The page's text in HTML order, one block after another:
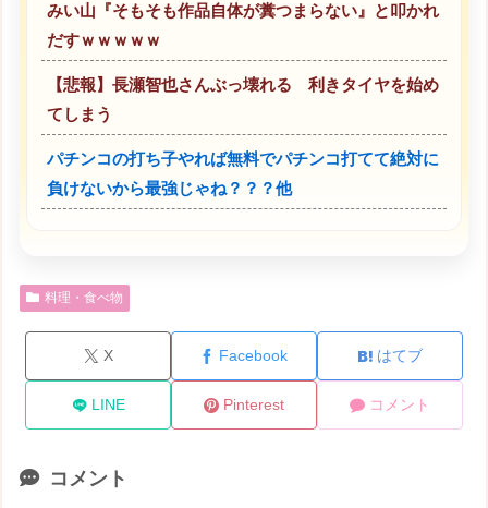
みい山『そもそも作品自体が糞つまらない』と叩かれ
だすｗｗｗｗｗ
【悲報】長瀬智也さんぶっ壊れる 利きタイヤを始め
てしまう
パチンコの打ち子やれば無料でパチンコ打てて絶対に
負けないから最強じゃね？？？他
料理・食べ物
X Facebook はてブ
LINE Pinterest コメント
コメント